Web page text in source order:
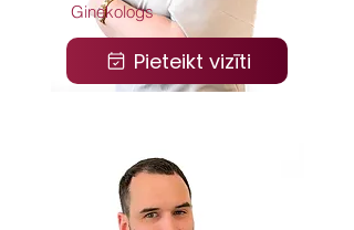
Ginekologs
Pieteikt vizīti